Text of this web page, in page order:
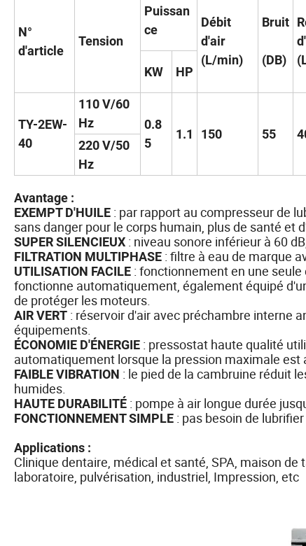
N°
d'article
Tension
Puissan
ce
Débit
d'air
(L/min)
Bruit
(DB)
KW
HP
TY-2EW-
40
110 V/60
Hz
0.8
5
1.1 150 55
220 V/50
Hz
Avantage :
EXEMPT D'HUILE : par rapport au compresseur de
sans danger pour le corps humain, plus de santé et
SUPER SILENCIEUX : niveau sonore inférieur à 60
FILTRATION MULTIPHASE : filtre à eau de marque
UTILISATION FACILE : fonctionnement en une
fonctionne automatiquement, également équipé
de protéger les moteurs.
AIR VERT : réservoir d'air avec préchambre interne
équipements.
ÉCONOMIE D'ÉNERGIE : pressostat haute qualité
automatiquement lorsque la pression maximale
FAIBLE VIBRATION : le pied de la cambruine réduit
humides.
HAUTE DURABILITÉ : pompe à air longue durée
FONCTIONNEMENT SIMPLE : pas besoin de lubrifier
Applications :
Clinique dentaire, médical et santé, SPA, maison
laboratoire, pulvérisation, industriel, Impression, etc